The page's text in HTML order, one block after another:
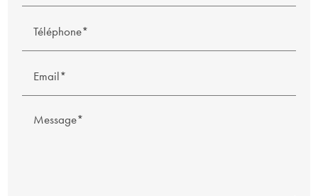
Téléphone*
Email*
Message*